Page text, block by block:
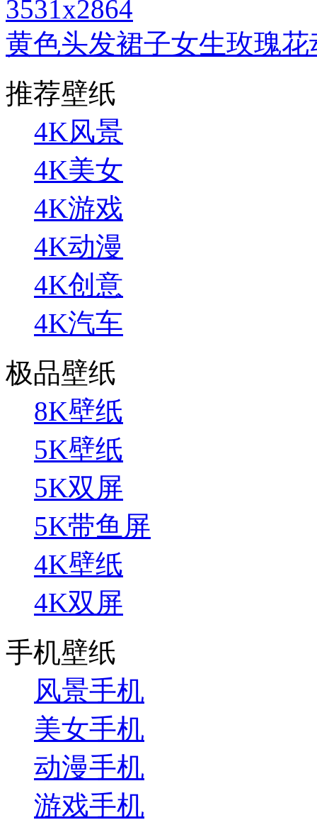
3531x2864
黄色头发裙子女生玫瑰
推荐壁纸
4K风景
4K美女
4K游戏
4K动漫
4K创意
4K汽车
极品壁纸
8K壁纸
5K壁纸
5K双屏
5K带鱼屏
4K壁纸
4K双屏
手机壁纸
风景手机
美女手机
动漫手机
游戏手机